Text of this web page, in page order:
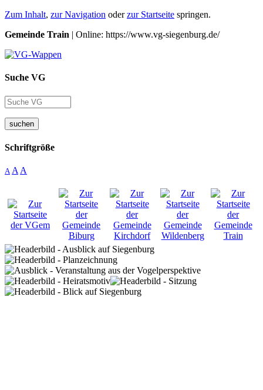
Zum Inhalt, zur Navigation oderzur Startseite springen.
Gemeinde Train | Online: https://www.vg-siegenburg.de/
Suche VG
suchen
Schriftgröße
A A A